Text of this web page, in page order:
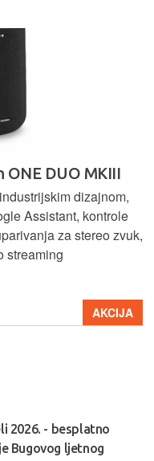
ONE DUO MKIII
dizajnom,
Assistant, kontrole
za stereo zvuk,
streaming
AKCIJA
2026. - besplatno
Bugovog ljetnog